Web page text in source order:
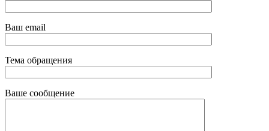
Ваш email
Тема обращения
Ваше сообщение